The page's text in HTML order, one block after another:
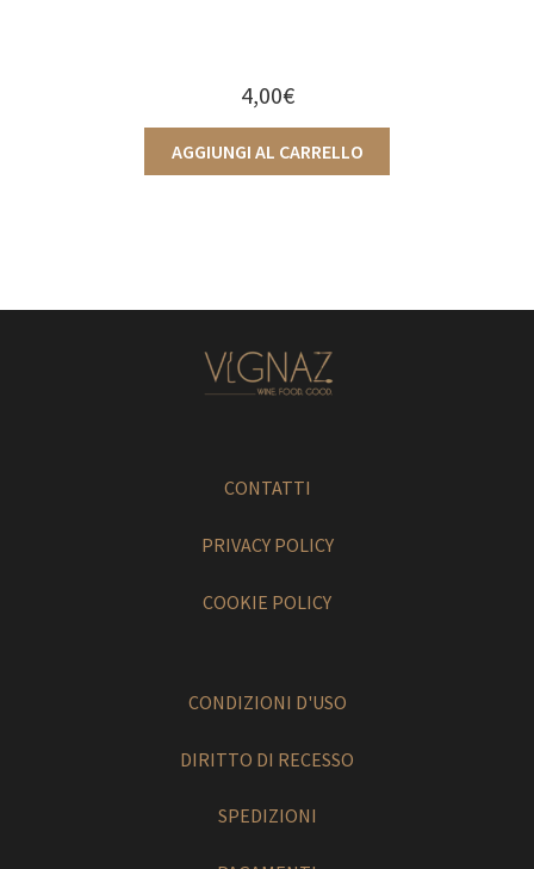
4,00€
AGGIUNGI AL CARRELLO
CONTATTI
PRIVACY POLICY
COOKIE POLICY
CONDIZIONI D'USO
DIRITTO DI RECESSO
SPEDIZIONI